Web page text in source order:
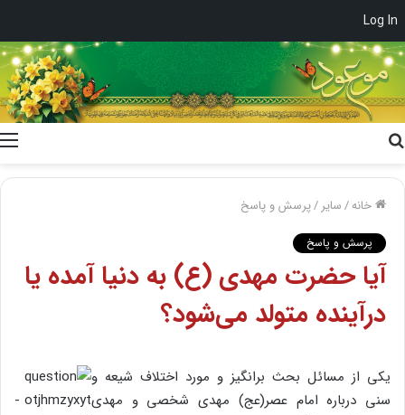
Log In
خانه/سایر /پرسش و پاسخ
پرسش و پاسخ
آیا حضرت مهدی (ع) به دنیا آمده یا
درآینده متولد می‌شود؟
یکی از مسائل بحث برانگیز و مورد اختلاف شیعه و
سنی درباره امام عصر(عج) مهدی شخصی و مهدی